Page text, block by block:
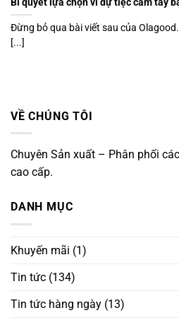
Bí quyết lựa chọn ví dự tiệc cầm tay
Đừng bỏ qua bài viết sau của
[...]
VỀ CHÚNG TÔI
Chuyên Sản xuất – Phân phối
cao cấp.
DANH MỤC
Khuyến mãi (1)
Tin tức (134)
Tin tức hàng ngày (13)